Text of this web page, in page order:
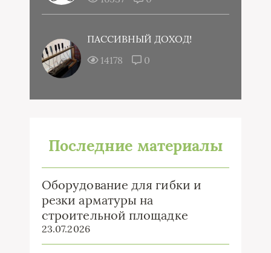
ПАССИВНЫЙ ДОХОД!
14178
0
Последние материалы
Оборудование для гибки и
резки арматуры на
строительной площадке
23.07.2026